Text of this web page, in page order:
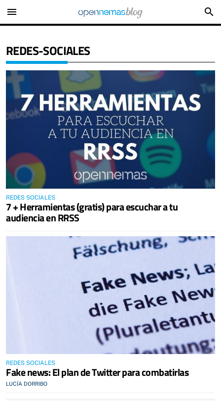
menu search
REDES-SOCIALES
REDES SOCIALES
7 + Herramientas (gratis) para escuchar a tu
audiencia en RRSS
REDES SOCIALES
Fake news: El plan de Twitter para combatirlas
LUCÍA DORRIBO